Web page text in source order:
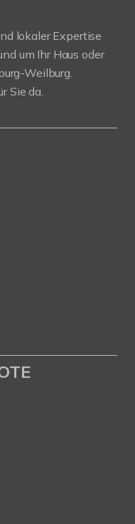
lokaler Expertise
um Ihr Haus oder
Weilburg.
Sie da.